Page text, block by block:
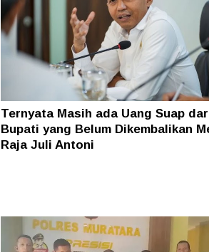
Ternyata Masih ada Uang Suap
Bupati yang Belum Dikembalikan
Raja Juli Antoni